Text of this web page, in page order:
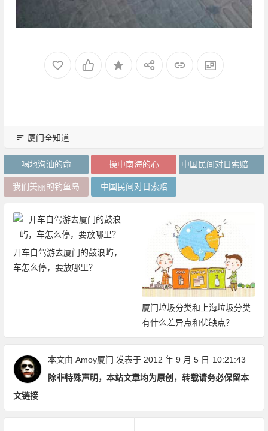
厦门全知道
喝地沟油的命 操中南海的心
我们美丽的钓鱼岛 中国民间对日索赔
开车自驾游去厦门的鼓浪屿，
车怎么停，要放哪里？
厦门垃圾分类和上海垃圾分类
有什么差异点和优缺点？
本文由 Amoy厦门 发表于 2012 年 9 月 5 日 10:21:43
除非特殊声明，本站文章均为原创，转载请务必保留本
文链接